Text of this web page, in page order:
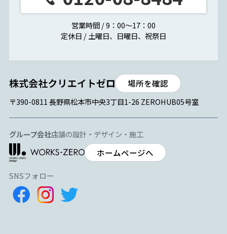
営業時間 / 9：00～17：00
定休日 / 土曜日、日曜日、祝祭日
場所を確認
〒390-0811 長野県松本市中央3丁目1-26 ZEROHUB05号室
グループ会社店舗の設計・デザイン・施工
ホームページへ
SNSフォロー